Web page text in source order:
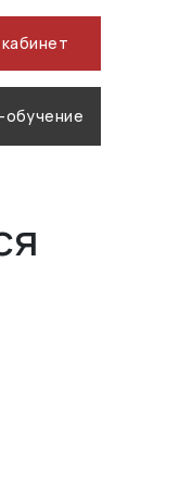
обучение